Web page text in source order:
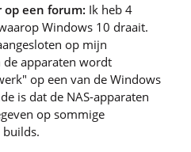
op een forum: Ik heb 4
Windows 10 draait.
op mijn
de apparaten wordt
op een van de Windows
is dat de NAS-apparaten
op sommige